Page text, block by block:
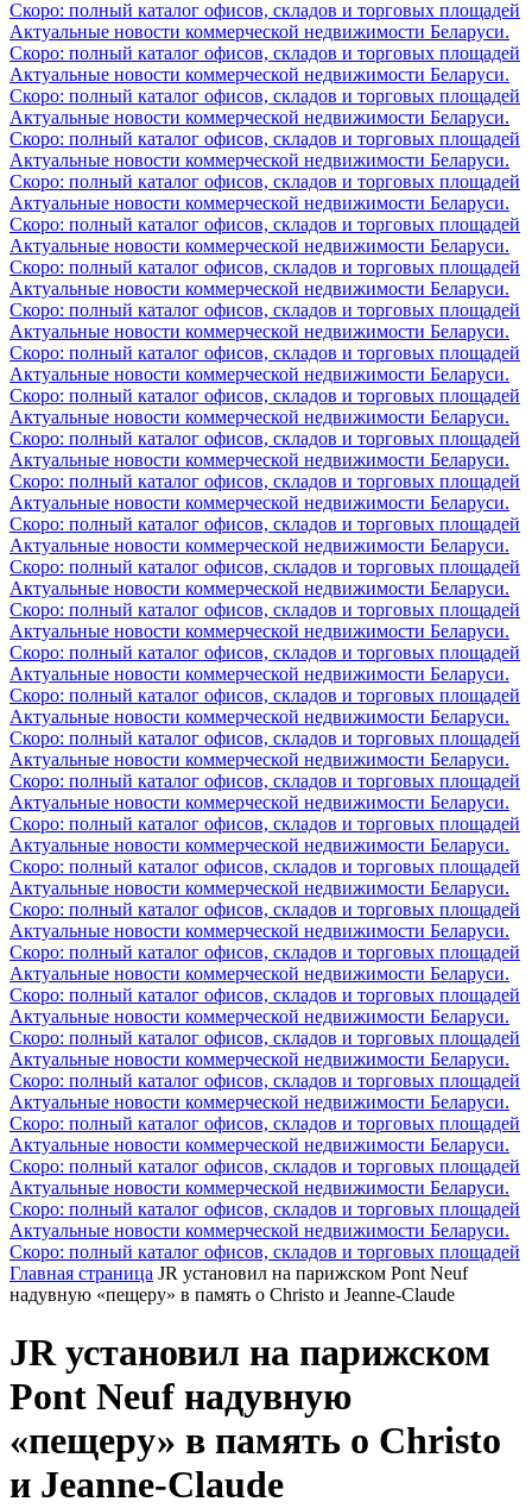
Скоро: полный каталог офисов, складов и торговых площадей
Актуальные новости коммерческой недвижимости Беларуси.
Скоро: полный каталог офисов, складов и торговых площадей
Актуальные новости коммерческой недвижимости Беларуси.
Скоро: полный каталог офисов, складов и торговых площадей
Актуальные новости коммерческой недвижимости Беларуси.
Скоро: полный каталог офисов, складов и торговых площадей
Актуальные новости коммерческой недвижимости Беларуси.
Скоро: полный каталог офисов, складов и торговых площадей
Актуальные новости коммерческой недвижимости Беларуси.
Скоро: полный каталог офисов, складов и торговых площадей
Актуальные новости коммерческой недвижимости Беларуси.
Скоро: полный каталог офисов, складов и торговых площадей
Актуальные новости коммерческой недвижимости Беларуси.
Скоро: полный каталог офисов, складов и торговых площадей
Актуальные новости коммерческой недвижимости Беларуси.
Скоро: полный каталог офисов, складов и торговых площадей
Актуальные новости коммерческой недвижимости Беларуси.
Скоро: полный каталог офисов, складов и торговых площадей
Актуальные новости коммерческой недвижимости Беларуси.
Скоро: полный каталог офисов, складов и торговых площадей
Актуальные новости коммерческой недвижимости Беларуси.
Скоро: полный каталог офисов, складов и торговых площадей
Актуальные новости коммерческой недвижимости Беларуси.
Скоро: полный каталог офисов, складов и торговых площадей
Актуальные новости коммерческой недвижимости Беларуси.
Скоро: полный каталог офисов, складов и торговых площадей
Актуальные новости коммерческой недвижимости Беларуси.
Скоро: полный каталог офисов, складов и торговых площадей
Актуальные новости коммерческой недвижимости Беларуси.
Скоро: полный каталог офисов, складов и торговых площадей
Актуальные новости коммерческой недвижимости Беларуси.
Скоро: полный каталог офисов, складов и торговых площадей
Актуальные новости коммерческой недвижимости Беларуси.
Скоро: полный каталог офисов, складов и торговых площадей
Актуальные новости коммерческой недвижимости Беларуси.
Скоро: полный каталог офисов, складов и торговых площадей
Актуальные новости коммерческой недвижимости Беларуси.
Скоро: полный каталог офисов, складов и торговых площадей
Актуальные новости коммерческой недвижимости Беларуси.
Скоро: полный каталог офисов, складов и торговых площадей
Актуальные новости коммерческой недвижимости Беларуси.
Скоро: полный каталог офисов, складов и торговых площадей
Актуальные новости коммерческой недвижимости Беларуси.
Скоро: полный каталог офисов, складов и торговых площадей
Актуальные новости коммерческой недвижимости Беларуси.
Скоро: полный каталог офисов, складов и торговых площадей
Актуальные новости коммерческой недвижимости Беларуси.
Скоро: полный каталог офисов, складов и торговых площадей
Актуальные новости коммерческой недвижимости Беларуси.
Скоро: полный каталог офисов, складов и торговых площадей
Актуальные новости коммерческой недвижимости Беларуси.
Скоро: полный каталог офисов, складов и торговых площадей
Актуальные новости коммерческой недвижимости Беларуси.
Скоро: полный каталог офисов, складов и торговых площадей
Актуальные новости коммерческой недвижимости Беларуси.
Скоро: полный каталог офисов, складов и торговых площадей
Актуальные новости коммерческой недвижимости Беларуси.
Скоро: полный каталог офисов, складов и торговых площадей
Главная страница JR установил на парижском Pont Neuf
надувную «пещеру» в память о Christo и Jeanne-Claude
JR установил на парижском
Pont Neuf надувную
«пещеру» в память о Christo
и Jeanne-Claude